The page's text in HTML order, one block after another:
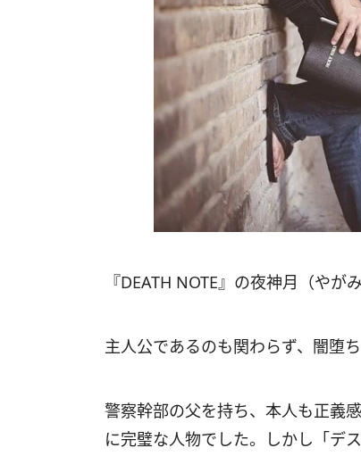
『DEATH NOTE』の夜神月（やが
主人公であるのも関わらず、闇堕
警察幹部の父を持ち、本人も正義
に完璧な人物でした。しかし「デ